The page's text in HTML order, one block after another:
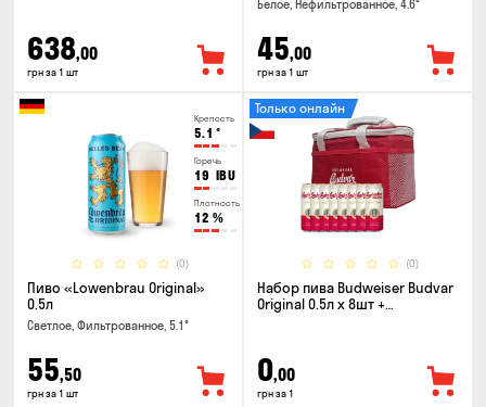
638,00
грн за 1 шт
Белое, Нефильтрованное, 4.6°
45,00
грн за 1 шт
Крепость
5.1 °
Горечь
19 IBU
Плотность
12 %
(0)
Пиво «Lowenbrau Original»
0.5л
Светлое, Фильтрованное, 5.1°
55,50
грн за 1 шт
(0)
Только онлайн
Набор пива Budweiser Budvar
Original 0.5л x 8шт +
0,00
грн за 1